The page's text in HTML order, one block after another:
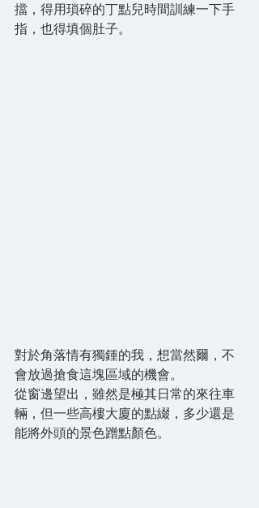
擋，得用瑣碎的丁點兒時間訓練一下手
指，也得填個肚子。
對於角落情有獨鍾的我，想當然爾，不
會放過搶食這塊區域的機會。
從窗邊望出，雖然是極其日常的來往車
輛，但一些高樓大廈的點綴，多少還是
能將外頭的景色蹭點顏色。